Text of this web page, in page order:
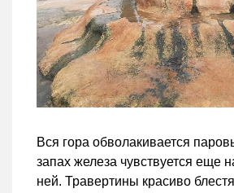
Вся гора обволакивается
запах железа чувствуется еще
ней. Травертины красиво